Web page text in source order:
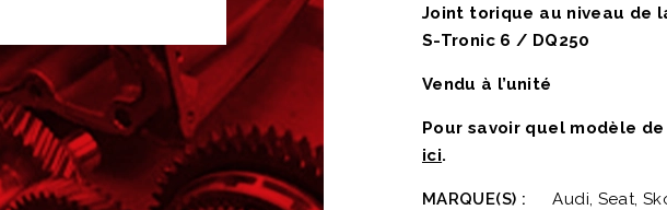
Joint torique au niveau de
S-Tronic 6 / DQ250
Vendu à l’unité
Pour savoir quel modèle
ici.
MARQUE(S) :
Audi, Seat,